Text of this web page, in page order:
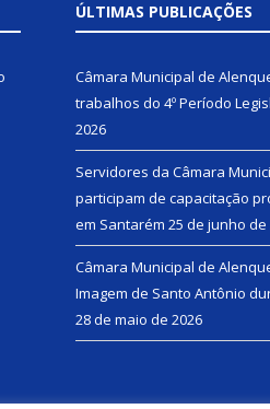
ÚLTIMAS PUBLICAÇÕES
Câmara Municipal de
trabalhos do 4º Período
2026
Servidores da Câmara
participam de capacitação
em Santarém 25 de junho de
Câmara Municipal de
Imagem de Santo Antônio
28 de maio de 2026